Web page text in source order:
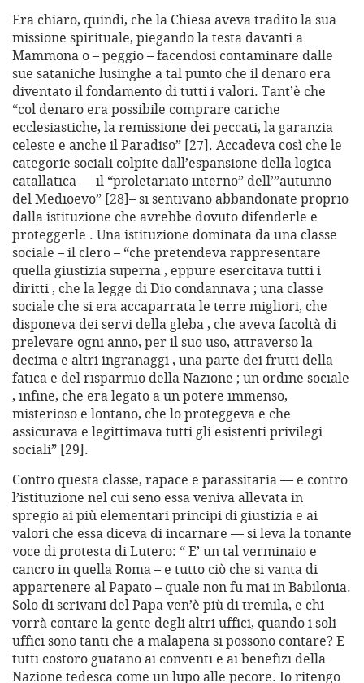
Era chiaro, quindi, che la Chiesa aveva tradito la sua
missione spirituale, piegando la testa davanti a
Mammona o – peggio – facendosi contaminare dalle
sue sataniche lusinghe a tal punto che il denaro era
diventato il fondamento di tutti i valori. Tant’è che
“col denaro era possibile comprare cariche
ecclesiastiche, la remissione dei peccati, la garanzia
celeste e anche il Paradiso” [27]. Accadeva così che le
categorie sociali colpite dall’espansione della logica
catallatica — il “proletariato interno” dell’”autunno
del Medioevo” [28]– si sentivano abbandonate proprio
dalla istituzione che avrebbe dovuto difenderle e
proteggerle . Una istituzione dominata da una classe
sociale – il clero – “che pretendeva rappresentare
quella giustizia superna , eppure esercitava tutti i
diritti , che la legge di Dio condannava ; una classe
sociale che si era accaparrata le terre migliori, che
disponeva dei servi della gleba , che aveva facoltà di
prelevare ogni anno, per il suo uso, attraverso la
decima e altri ingranaggi , una parte dei frutti della
fatica e del risparmio della Nazione ; un ordine sociale
, infine, che era legato a un potere immenso,
misterioso e lontano, che lo proteggeva e che
assicurava e legittimava tutti gli esistenti privilegi
sociali” [29].
Contro questa classe, rapace e parassitaria — e contro
l’istituzione nel cui seno essa veniva allevata in
spregio ai più elementari principi di giustizia e ai
valori che essa diceva di incarnare — si leva la tonante
voce di protesta di Lutero: “ E’ un tal verminaio e
cancro in quella Roma – e tutto ciò che si vanta di
appartenere al Papato – quale non fu mai in Babilonia.
Solo di scrivani del Papa ven’è più di tremila, e chi
vorrà contare la gente degli altri uffici, quando i soli
uffici sono tanti che a malapena si possono contare? E
tutti costoro guatano ai conventi e ai benefizi della
Nazione tedesca come un lupo alle pecore. Io ritengo